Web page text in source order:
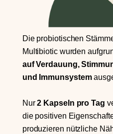
Die probiotischen
Multibiotic wurden
auf Verdauung,
und Immunsystem
Nur2 Kapseln pro Tag
die positiven
produzieren nützliche